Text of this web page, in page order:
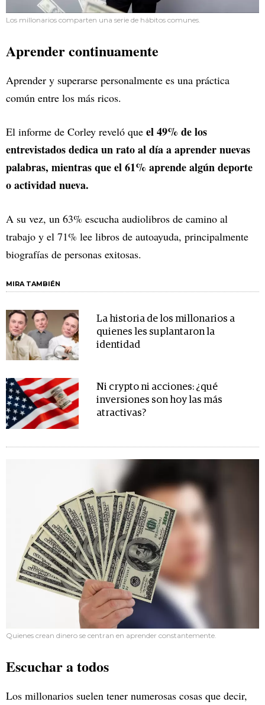
Los millonarios comparten una serie de hábitos comunes.
Aprender continuamente
Aprender y superarse personalmente es una práctica
común entre los más ricos.
El informe de Corley reveló que el 49% de los
entrevistados dedica un rato al día a aprender nuevas
palabras, mientras que el 61% aprende algún deporte
o actividad nueva.
A su vez, un 63% escucha audiolibros de camino al
trabajo y el 71% lee libros de autoayuda, principalmente
biografías de personas exitosas.
MIRA TAMBIÉN
La historia de los millonarios a
quienes les suplantaron la
identidad
Ni crypto ni acciones: ¿qué
inversiones son hoy las más
atractivas?
Quienes crean dinero se centran en aprender constantemente.
Escuchar a todos
Los millonarios suelen tener numerosas cosas que decir,